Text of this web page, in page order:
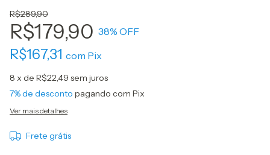
R$289,90
R$179,90 38% OFF
R$167,31 com Pix
8 x de R$22,49 sem juros
7% de desconto pagando com Pix
Ver mais detalhes
Frete grátis